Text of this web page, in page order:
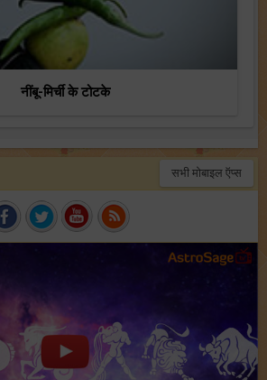
नींबू-मिर्ची के टोटके
सभी मोबाइल ऍप्स